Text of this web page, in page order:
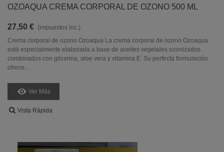
OZOAQUA CREMA CORPORAL DE OZONO 500 ML
27,50 € (impuestos inc.)
Crema corporal de ozono Ozoaqua La crema corporal de ozono Ozoaqua
está especialmente elaborada a base de aceites vegetales ozonizados
combinados con glicerina, aloe vera y vitamina E. Su perfecta formulación
ofrece...
Ver Más
Vista Rápida